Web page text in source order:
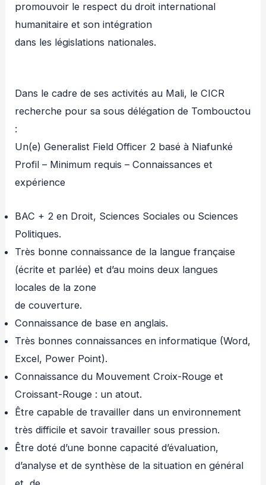
promouvoir le respect du droit international
humanitaire et son intégration
dans les législations nationales.
Dans le cadre de ses activités au Mali, le CICR
recherche pour sa sous délégation de Tombouctou
:
Un(e) Generalist Field Officer 2 basé à Niafunké
Profil – Minimum requis – Connaissances et
expérience
BAC + 2 en Droit, Sciences Sociales ou Sciences
Politiques.
Très bonne connaissance de la langue française
(écrite et parlée) et d’au moins deux langues
locales de la zone
de couverture.
Connaissance de base en anglais.
Très bonnes connaissances en informatique (Word,
Excel, Power Point).
Connaissance du Mouvement Croix-Rouge et
Croissant-Rouge : un atout.
Être capable de travailler dans un environnement
très difficile et savoir travailler sous pression.
Être doté d’une bonne capacité d’évaluation,
d’analyse et de synthèse de la situation en général